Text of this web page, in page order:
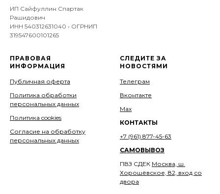
ИП Сайфуллин Спартак
Рашидович
ИНН 540312631040 • ОГРНИП
319547600101265
ПРАВОВАЯ
ИНФОРМАЦИЯ
Публичная оферта
Политика обработки
персональных данных
Политика cookies
Согласие на обработку
персональных данных
СЛЕДИТЕ ЗА
НОВОСТЯМИ
Телеграм
Вконтакте
Мах
КОНТАКТЫ
+7 (961) 877-45-63
САМОВЫВОЗ
ПВЗ СДЕК Москва, ш.
Хорошёвское, 82, вход со
двора